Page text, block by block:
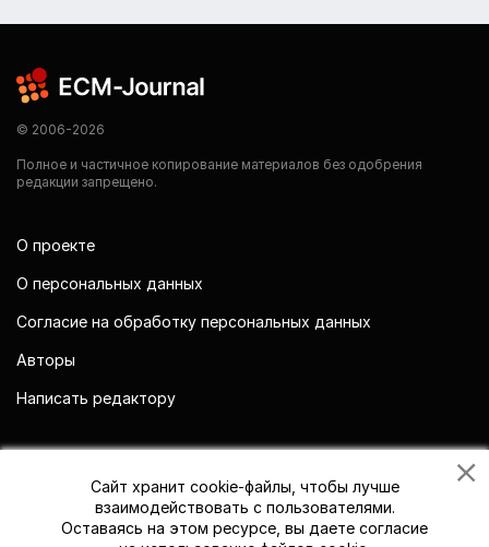
© 2006-2026
Полное и частичное копирование материалов без одобрения
редакции запрещено.
О проекте
О персональных данных
Согласие на обработку персональных данных
Авторы
Написать редактору
Сайт хранит cookie-файлы, чтобы лучше
взаимодействовать с пользователями.
Оставаясь на этом ресурсе, вы даете согласие